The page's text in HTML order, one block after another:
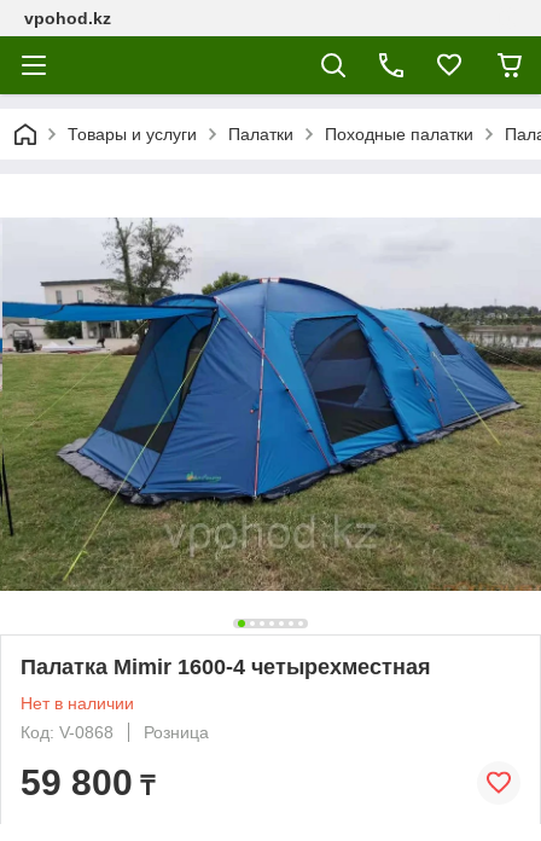
vpohod.kz
Товары и услуги Палатки Походные палатки
Палатка Mimir 1600-4 четырехместная
Нет в наличии
Код: V-0868
Розница
59 800 ₸